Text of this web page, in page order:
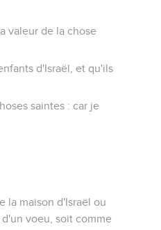
valeur de la chose
d'Israël, et qu'ils
saintes : car je
la maison d'Israël ou
voeu, soit comme